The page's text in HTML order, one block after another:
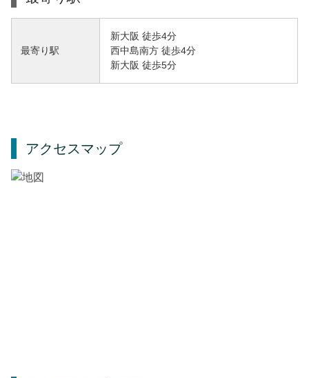
最寄り駅
新大阪 徒歩4分
西中島南方 徒歩4分
新大阪 徒歩5分
アクセスマップ